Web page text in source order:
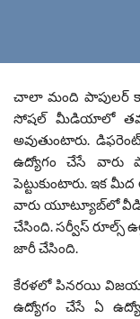
చాలా మంది పాపులర్
సోషల్ మీడియాలో
అవుతుంటారు.
ఉద్యోగం చేసే వారు
పెట్టుకుంటారు. ఇక
వారు యూట్యూబ్‌లో
చేసింది. సర్వీస్ రూల్స్
జారీ చేసింది.
కేరళలో పినరయి విజయన్
ఉద్యోగం చేసే ఏ